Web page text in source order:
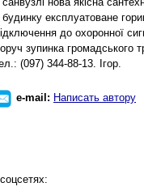
експлуатоване
до охоронної
зупинка громадського
(097) 344-88-13. Ігор.
e-mail: Написать автору